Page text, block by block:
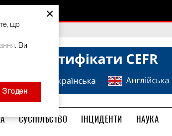
СУСПІЛЬСТВО ІНЦИДЕНТИ НАУКА
×
що
. Ви
Згоден